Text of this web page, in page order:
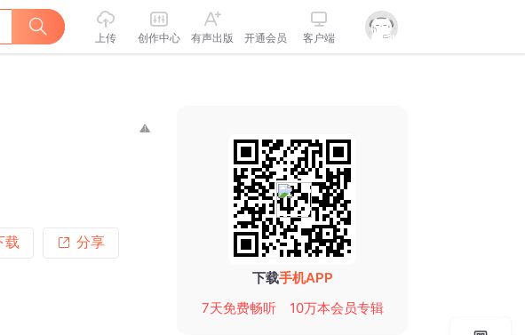
上传 创作中心 有声出版 开通会员 客户端
载 分享
下载手机APP
7天免费畅听
10万本会员专辑